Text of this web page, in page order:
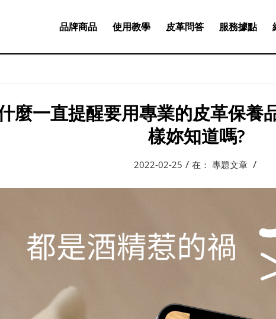
品牌商品 使用教學 皮革問答 服務據點
麼一直提醒要用專業的皮革保養
樣妳知道嗎?
2022-02-25 / 在： 專題文章 /